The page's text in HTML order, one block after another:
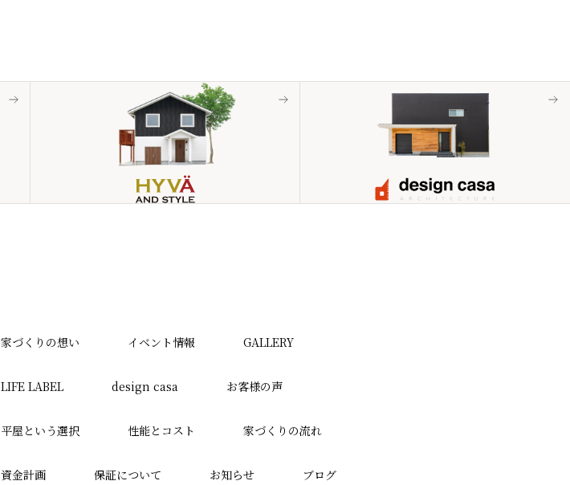
家づくりの想い イベント情報 GALLERY
LIFE LABEL design casa お客様の声
平屋という選択 性能とコスト 家づくりの流れ
資金計画 保証について お知らせ ブログ